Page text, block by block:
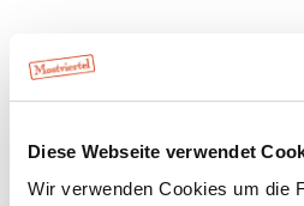
Diese Webseite verwendet
Wir verwenden Cookies um die